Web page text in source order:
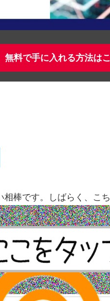
無料で手に入れる方法は
棒です。しばらく、こ